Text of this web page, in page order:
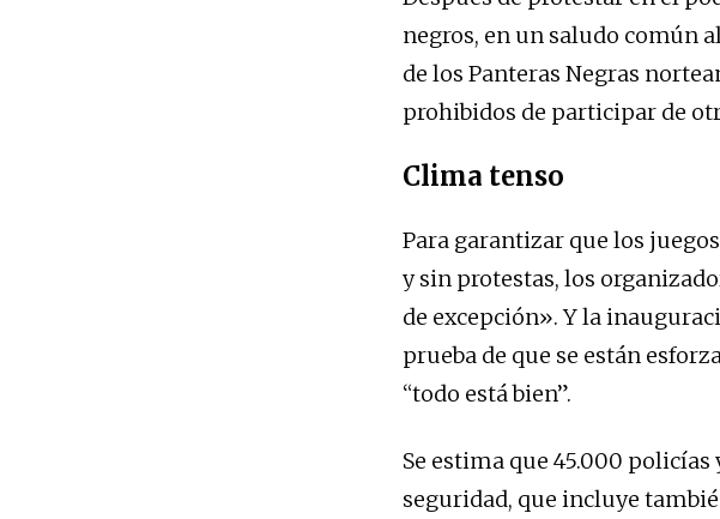
negros, en un saludo común
de los Panteras Negras
prohibidos de participar de
Clima tenso
Para garantizar que los
y sin protestas, los
de excepción». Y la
prueba de que se están
“todo está bien”.
Se estima que 45.000
seguridad, que incluye